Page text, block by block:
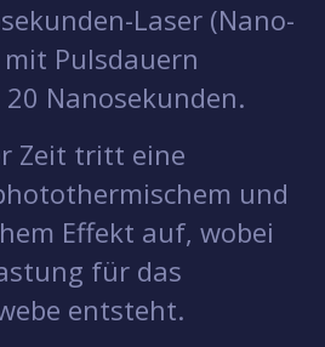
Laser (Nano-
Pulsdauern
Nanosekunden.
Zeit tritt eine
und
Effekt auf, wobei
für das
entsteht.